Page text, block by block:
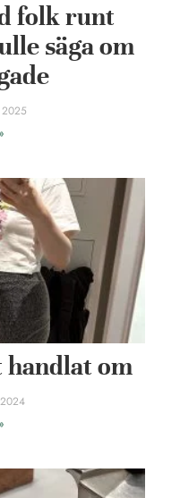
folk runt
säga om
om